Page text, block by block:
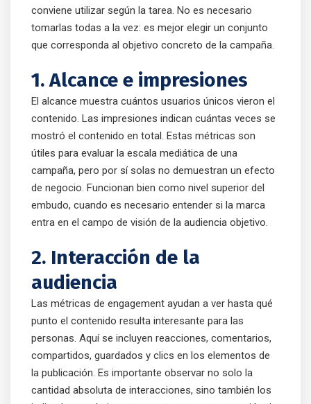
conviene utilizar según la tarea. No es necesario
tomarlas todas a la vez: es mejor elegir un conjunto
que corresponda al objetivo concreto de la campaña.
1. Alcance e impresiones
El alcance muestra cuántos usuarios únicos vieron el
contenido. Las impresiones indican cuántas veces se
mostró el contenido en total. Estas métricas son
útiles para evaluar la escala mediática de una
campaña, pero por sí solas no demuestran un efecto
de negocio. Funcionan bien como nivel superior del
embudo, cuando es necesario entender si la marca
entra en el campo de visión de la audiencia objetivo.
2. Interacción de la
audiencia
Las métricas de engagement ayudan a ver hasta qué
punto el contenido resulta interesante para las
personas. Aquí se incluyen reacciones, comentarios,
compartidos, guardados y clics en los elementos de
la publicación. Es importante observar no solo la
cantidad absoluta de interacciones, sino también los